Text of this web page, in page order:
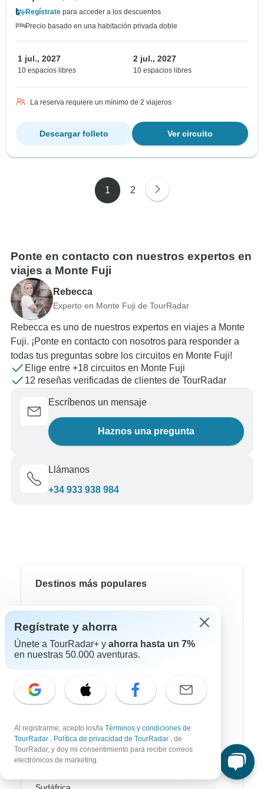
Regístrate para acceder a los descuentos
Precio basado en una habitación privada doble
1 jul., 2027
10 espacios libres
2 jul., 2027
10 espacios libres
La reserva requiere un mínimo de 2 viajeros
Ver circuito
Descargar folleto
1 2
Ponte en contacto con nuestros expertos en
viajes a Monte Fuji
Rebecca
Experto en Monte Fuji de TourRadar
Rebecca es uno de nuestros expertos en viajes a Monte
Fuji. ¡Ponte en contacto con nosotros para responder a
todas tus preguntas sobre los circuitos en Monte Fuji!
Elige entre +18 circuitos en Monte Fuji
12 reseñas verificadas de clientes de TourRadar
Escríbenos un mensaje
Haznos una pregunta
Llámanos
+34 933 938 984
Destinos más populares
África
Australia / Oceanía
Latin América
Egipto
Marruecos
Regístrate y ahorra
Únete a TourRadar+ y ahorra hasta un 7%
en nuestras 50.000 aventuras.
Al registrarme, acepto los/la Términos y condiciones de
TourRadar , Política de privacidad de TourRadar , de
TourRadar, y doy mi consentimiento para recibir correos
electrónicos de marketing.